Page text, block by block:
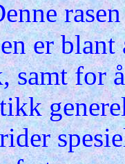
er blant
samt for